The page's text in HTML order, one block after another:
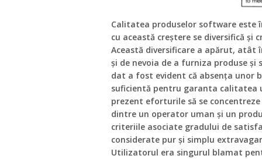
Calitatea produselor software este
cu această creştere se diversifică şi
Această diversificare a apărut,
şi de nevoia de a furniza produse
dat a fost evident că absenţa unor
suficientă pentru garanta calitatea
prezent eforturile să se
dintre un operator uman şi un
criteriile asociate gradului de
considerate pur şi simplu
Utilizatorul era singurul blamat